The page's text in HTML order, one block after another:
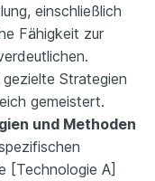
einschließlich
Fähigkeit zur
Strategien
gemeistert.
und Methoden
[Technologie A]